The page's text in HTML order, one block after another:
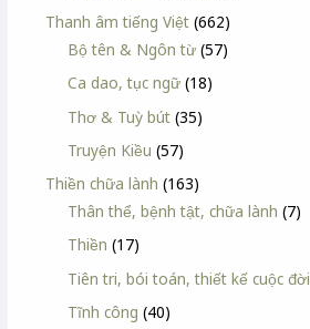
Thanh âm tiếng Việt (662)
Bộ tên & Ngôn từ (57)
Ca dao, tục ngữ (18)
Thơ & Tuỳ bút (35)
Truyện Kiều (57)
Thiền chữa lành (163)
Thân thể, bệnh tật, chữa lành (7)
Thiền (17)
Tiên tri, bói toán, thiết kế cuộc đời
Tĩnh công (40)